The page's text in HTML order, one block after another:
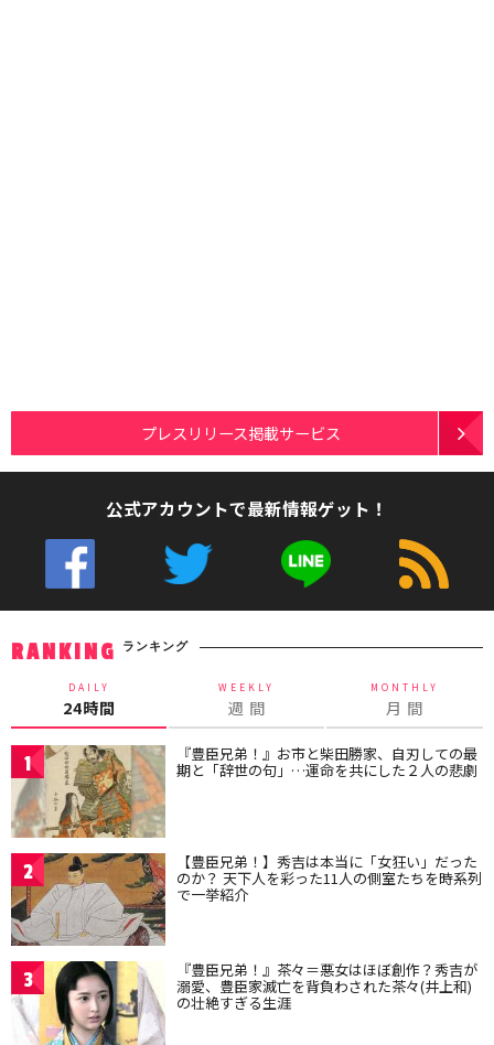
プレスリリース掲載サービス
公式アカウントで最新情報ゲット！
RANKING ランキング
DAILY
24時間
WEEKLY
週 間
MONTHLY
月 間
1 『豊臣兄弟！』お市と柴田勝家、自刃しての最
期と「辞世の句」…運命を共にした２人の悲劇
2 【豊臣兄弟！】秀吉は本当に「女狂い」だった
のか？ 天下人を彩った11人の側室たちを時系列
で一挙紹介
3 『豊臣兄弟！』茶々＝悪女はほぼ創作？秀吉が
溺愛、豊臣家滅亡を背負わされた茶々(井上和)
の壮絶すぎる生涯